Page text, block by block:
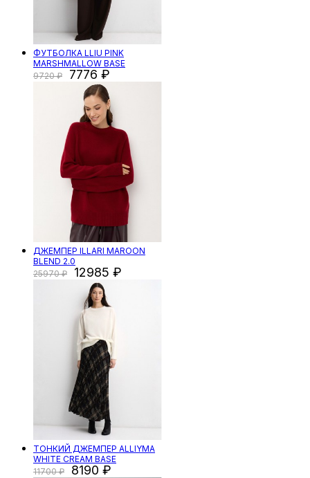
ФУТБОЛКА LLIU PINK
MARSHMALLOW BASE
9720
7776
ДЖЕМПЕР ILLARI MAROON
BLEND 2.0
25970
12985
ТОНКИЙ ДЖЕМПЕР ALLIYMA
WHITE CREAM BASE
11700
8190